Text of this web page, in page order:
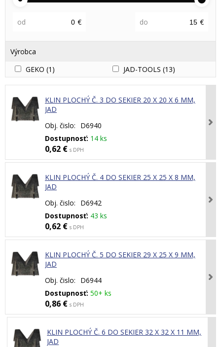
od € do €
Výrobca
GEKO (1) JAD-TOOLS (13)
KLIN PLOCHÝ Č. 3 DO SEKIER 20 X 20 X 6 MM,
JAD
Obj. čislo:
D6940
Dostupnosť: 14 ks
0,62 € s DPH
KLIN PLOCHÝ Č. 4 DO SEKIER 25 X 25 X 8 MM,
JAD
Obj. čislo:
D6942
Dostupnosť: 43 ks
0,62 € s DPH
KLIN PLOCHÝ Č. 5 DO SEKIER 29 X 25 X 9 MM,
JAD
Obj. čislo:
D6944
Dostupnosť: 50+ ks
0,86 € s DPH
KLIN PLOCHÝ Č. 6 DO SEKIER 32 X 32 X 11 MM,
JAD